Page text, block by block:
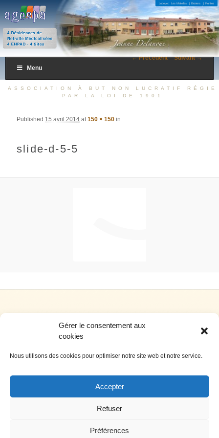
Gérer le consentement aux
cookies
Nous utilisons des cookies pour optimiser notre site web et notre service.
Accepter
Refuser
Préférences
AGESPA
4 Résidences de Retraite Médicalisées 4 EHPAD – 4 Sites Lodève | Les Matelles | Béziers | Fontès
Menu
ASSOCIATION À BUT NON LUCRATIF RÉGIE
PAR LA LOI DE 1901
← Précédent Suivant →
slide-d-5-5
Published 15 avril 2014 at150 × 150 in
Nous contacter par e-mail